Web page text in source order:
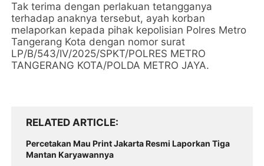
Tak terima dengan perlakuan tetangganya
terhadap anaknya tersebut, ayah korban
melaporkan kepada pihak kepolisian Polres Metro
Tangerang Kota dengan nomor surat
LP/B/543/IV/2025/SPKT/POLRES METRO
TANGERANG KOTA/POLDA METRO JAYA.
RELATED ARTICLE
Percetakan Mau Print Jakarta Resmi Laporkan Tiga
Mantan Karyawannya